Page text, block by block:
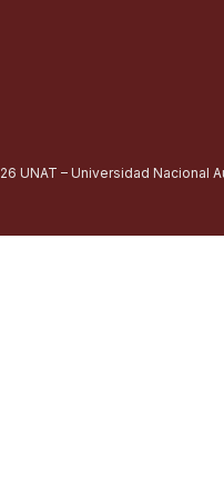
UNAT – Universidad Nacional